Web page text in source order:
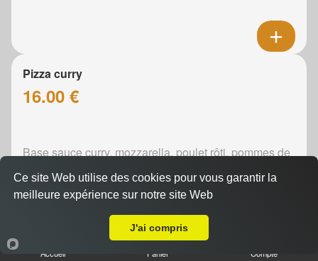
Pizza curry
16.00 €
Base sauce curry, mozzarella, poulet rôti, pommes de
terre, poivrons, oignons
Pizza boursin
Accueil Panier Compte
Ce site Web utilise des cookies pour vous garantir la
meilleure expérience sur notre site Web
J'ai compris